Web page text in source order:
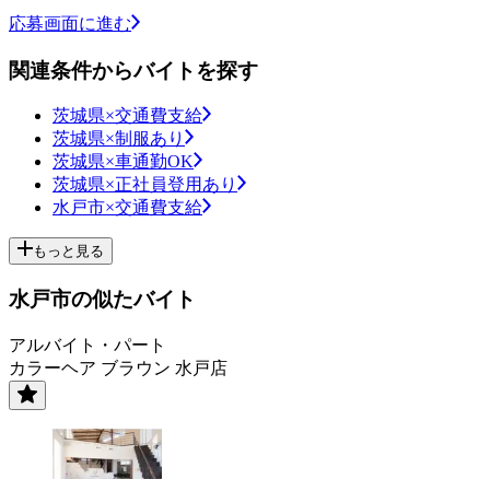
応募画面に進む
関連条件からバイトを探す
茨城県×交通費支給
茨城県×制服あり
茨城県×車通勤OK
茨城県×正社員登用あり
水戸市×交通費支給
もっと見る
水戸市の似たバイト
アルバイト・パート
カラーヘア ブラウン 水戸店